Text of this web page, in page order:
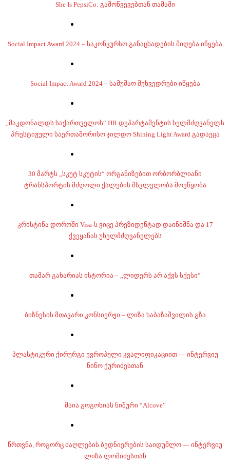
She Is PepsiCo: გამოწვევებთან თამაში
Social Impact Award 2024 – საკონკურსო განაცხადების მიღება იწყება
Social Impact Award 2024 – სამუშაო შეხვედრები იწყება
„მაკდონალდს საქართველოს“ HR დეპარტამენტის ხელმძღვანელს
პრესტიჟული საერთაშორისო ჯილდო Shining Light Award გადაეცა
30 მარტს „სკუტ სკუტის“ ორგანიზებით ორბორბლიანი
ტრანსპორტის მძღოლი ქალების მსვლელობა მოეწყობა
კრისტინა დოროში Visa-ს ვიცე პრეზიდენტად დაინიშნა და 17
ქვეყანას უხელმძღვანელებს
თამარ გახარიას ისტორია – „ლიდერს არ აქვს სქესი“
ბიზნესის მთავარი კონსიერჟი – ლიზა ხაბაზაშვილის გზა
პლასტიკური ქირურგი ევროპული კვალიფიკაციით — ინტერვიუ
ნინო ქურიძესთან
მაია გოგოხიას ნიშური “Alcove”
წრთვნა, როგორც ძაღლების ბედნიერების საიდუმლო — ინტერვიუ
ლიზა ლომიძესთან